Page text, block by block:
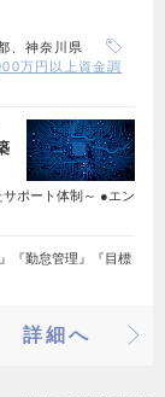
、神奈川県
万円以上資金調
ポート体制～ ●エン
『勤怠管理』『目標
詳細へ